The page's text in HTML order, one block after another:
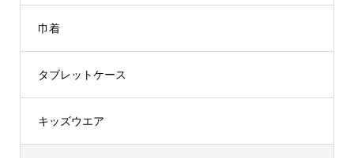
巾着
タブレットケース
キッズウエア